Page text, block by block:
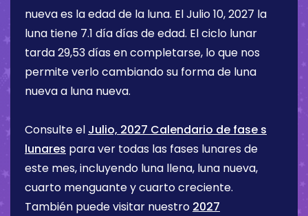
nueva es la edad de la luna. ElJulio 10, 2027 la
luna tiene 7.1 díadías de edad. El ciclo lunar
tarda 29,53 días en completarse, lo que nos
permite verlo cambiando su forma de luna
nueva a luna nueva.
Consulte el Julio, 2027 Calendario de fase s
lunares para ver todas las fases lunares de
este mes, incluyendo luna llena, luna nueva,
cuarto menguante y cuarto creciente.
También puede visitar nuestro 2027